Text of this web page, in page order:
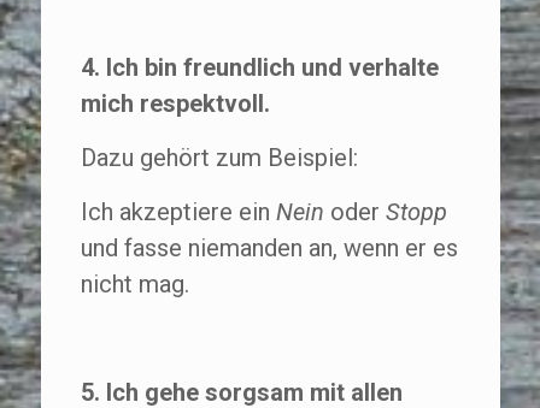
4. Ich bin freundlich und verhalte
mich respektvoll.
Dazu gehört zum Beispiel:
Ich akzeptiere ein Nein oder Stopp
und fasse niemanden an, wenn er es
nicht mag.
5. Ich gehe sorgsam mit allen